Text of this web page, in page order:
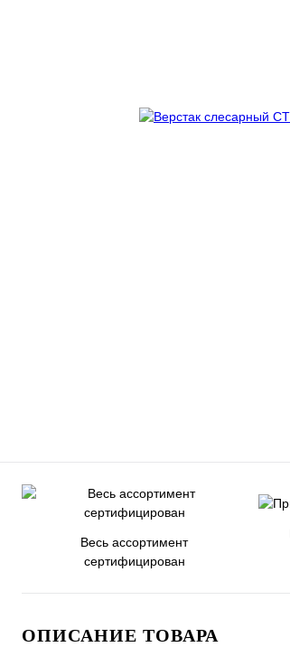
Весь ассортимент
сертифицирован
ОПИСАНИЕ ТОВАРА